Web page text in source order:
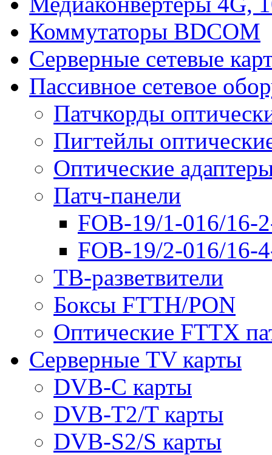
Коммутаторы BDCOM
Серверные сетевые
Пассивное сетевое
Патчкорды
Пигтейлы
Оптические
Патч-панели
FOB-19/1-016/16-
FOB-19/2-016/16-
ТВ-разветвители
Боксы FTTH/PON
Оптические FTTX
Серверные TV карты
DVB-C карты
DVB-T2/T карты
DVB-S2/S карты